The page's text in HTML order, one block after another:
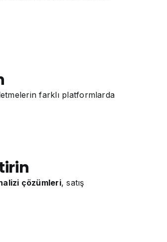
farklı platformlarda
çözümleri, satış